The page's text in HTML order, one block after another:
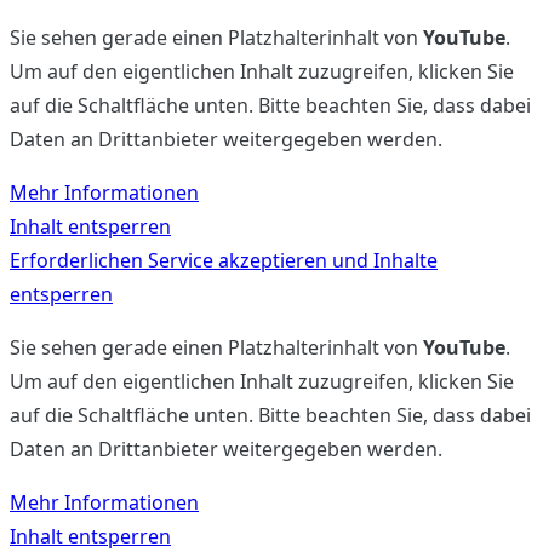
Sie sehen gerade einen Platzhalterinhalt von YouTube.
Um auf den eigentlichen Inhalt zuzugreifen, klicken Sie
auf die Schaltfläche unten. Bitte beachten Sie, dass dabei
Daten an Drittanbieter weitergegeben werden.
Mehr Informationen
Inhalt entsperren
Erforderlichen Service akzeptieren und Inhalte
entsperren
Sie sehen gerade einen Platzhalterinhalt von YouTube.
Um auf den eigentlichen Inhalt zuzugreifen, klicken Sie
auf die Schaltfläche unten. Bitte beachten Sie, dass dabei
Daten an Drittanbieter weitergegeben werden.
Mehr Informationen
Inhalt entsperren